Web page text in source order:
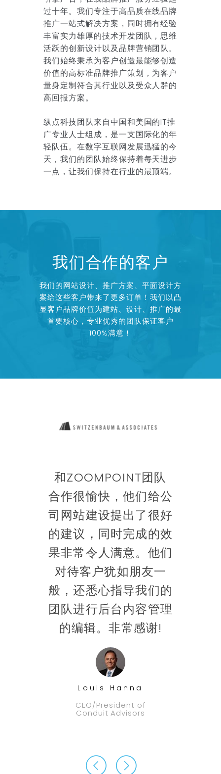
过十年。我们专注于高品质在线品牌
推广一站式解决方案，同时拥有经验
丰富实力雄厚的技术开发团队，思维
活跃的创新设计以及品牌营销团队。
我们始终秉承为客户创造最能够创造
价值的高标准品牌推广策划，为客户
量身定制符合其行业以及受众人群的
高回报方案。
纵点科技团队来自中国和美国的IT推
广专业人士组成，是一支国际化的年
轻队伍。在数字互联网发展迅猛的今
天，我们的团队始终保持着每天进步
一点，让我们保持在行业的最顶端。
我们合作的客户
我们的网站设计、推广方案、平面设计方
案给这些客户带来了更多订单！我们以凸
显客户品牌价值为建站、设计、推广的最
首要核心，专业优秀的团队保证客户
100%满意！
和ZOOMPOINT团队
合作很愉快，他们给公
司网站建设提出了很好
的建议，同时完成的效
果非常令人满意。他们
对待客户犹如朋友一
般，还悉心指导我们的
团队进行后台内容管理
的编辑。非常感谢!
Louis Hanna
CEO/President of
Conduit Advisors